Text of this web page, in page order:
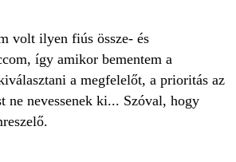
volt ilyen fiús össze- és
így amikor bementem a
a megfelelőt, a prioritás az
ne nevessenek ki... Szóval, hogy